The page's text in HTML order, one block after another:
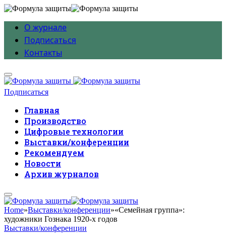
О журнале
Подписаться
Контакты
Подписаться
Главная
Производство
Цифровые технологии
Выставки/конференции
Рекомендуем
Новости
Архив журналов
Home»Выставки/конференции»«Семейная группа»:
художники Гознака 1920-х годов
Выставки/конференции